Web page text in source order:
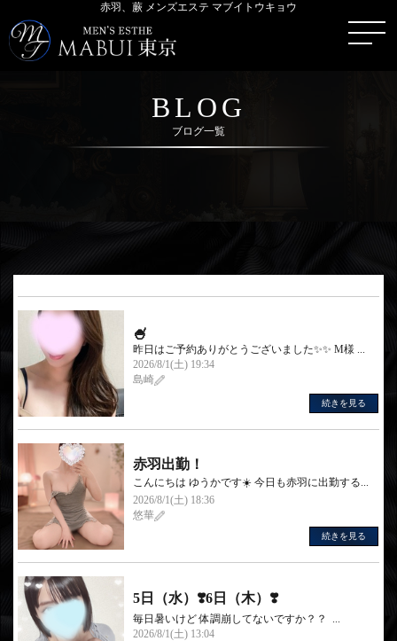
赤羽、蕨 メンズエステ マブイトウキョウ
BLOG
ブログ一覧
🍧
昨日はご予約ありがとうございました✨✨ M様 ...
2026/8/1(土) 19:34
島崎
続きを見る
赤羽出勤！
こんにちは ゆうかです☀️ 今日も赤羽に出勤する...
2026/8/1(土) 18:36
悠華
続きを見る
5日（水）❣️6日（木）❣️
毎日暑いけど 体調崩してないですか？？ ...
2026/8/1(土) 13:04